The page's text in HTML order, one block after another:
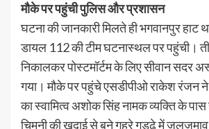
मौके पर पहुंची पुलिस और प्रशासन
घटना की जानकारी मिलते ही भगवानपुर हाट
डायल 112 की टीम घटनास्थल पर पहुंची।
निकालकर पोस्टमॉर्टम के लिए सीवान सदर
गया। मौके पर पहुंचे एसडीपीओ राकेश रंजन ने
का स्वामित्व अशोक सिंह नामक व्यक्ति के
चिमनी की खुदाई से बने गहरे गड्ढे में